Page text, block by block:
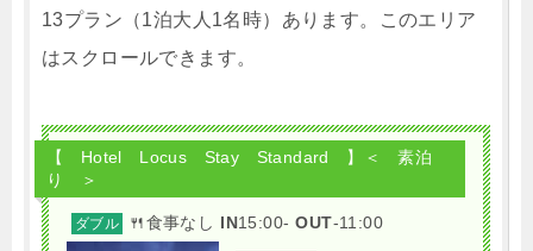
13プラン（1泊大人1名時）あります。このエリア
はスクロールできます。
【 Hotel Locus Stay Standard 】＜ 素泊
り ＞
ダブル 🍴食事なし IN15:00- OUT-11:00